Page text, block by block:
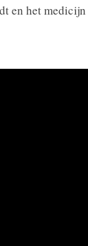
en het